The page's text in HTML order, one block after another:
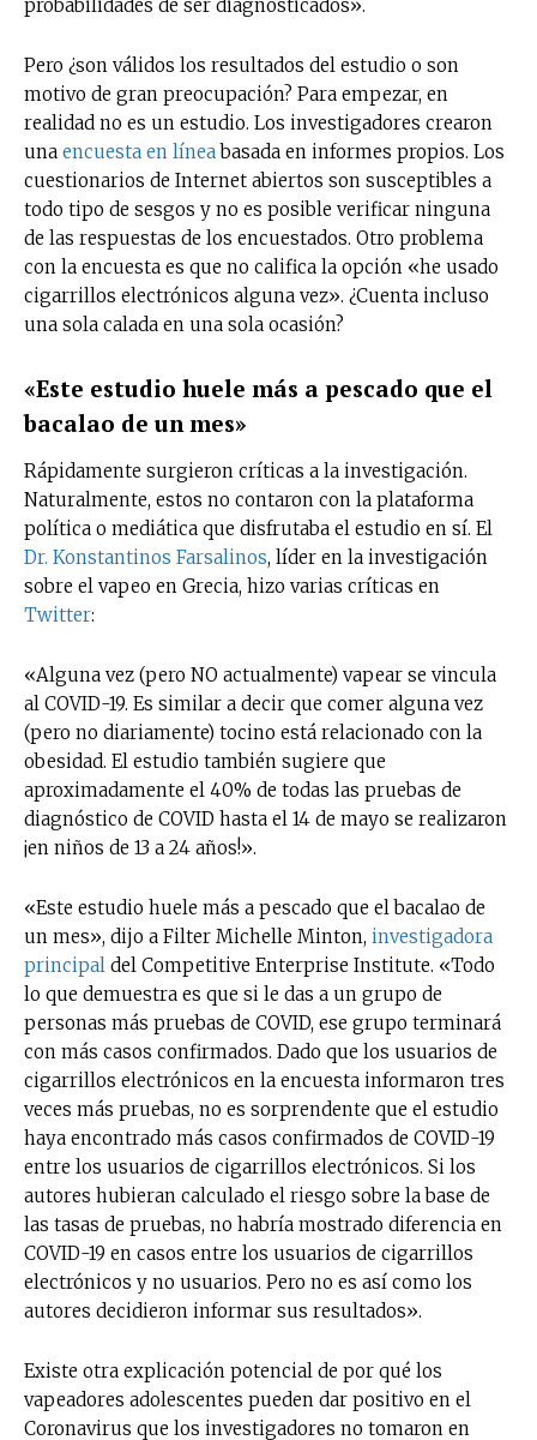
probabilidades de ser diagnosticados».
Pero ¿son válidos los resultados del estudio o son
motivo de gran preocupación? Para empezar, en
realidad no es un estudio. Los investigadores crearon
una encuesta en línea basada en informes propios. Los
cuestionarios de Internet abiertos son susceptibles a
todo tipo de sesgos y no es posible verificar ninguna
de las respuestas de los encuestados. Otro problema
con la encuesta es que no califica la opción «he usado
cigarrillos electrónicos alguna vez». ¿Cuenta incluso
una sola calada en una sola ocasión?
«Este estudio huele más a pescado que el
bacalao de un mes»
Rápidamente surgieron críticas a la investigación.
Naturalmente, estos no contaron con la plataforma
política o mediática que disfrutaba el estudio en sí. El
Dr. Konstantinos Farsalinos, líder en la investigación
sobre el vapeo en Grecia, hizo varias críticas en
Twitter:
«Alguna vez (pero NO actualmente) vapear se vincula
al COVID-19. Es similar a decir que comer alguna vez
(pero no diariamente) tocino está relacionado con la
obesidad. El estudio también sugiere que
aproximadamente el 40% de todas las pruebas de
diagnóstico de COVID hasta el 14 de mayo se realizaron
¡en niños de 13 a 24 años!».
«Este estudio huele más a pescado que el bacalao de
un mes», dijo a Filter Michelle Minton, investigadora
principal del Competitive Enterprise Institute. «Todo
lo que demuestra es que si le das a un grupo de
personas más pruebas de COVID, ese grupo terminará
con más casos confirmados. Dado que los usuarios de
cigarrillos electrónicos en la encuesta informaron tres
veces más pruebas, no es sorprendente que el estudio
haya encontrado más casos confirmados de COVID-19
entre los usuarios de cigarrillos electrónicos. Si los
autores hubieran calculado el riesgo sobre la base de
las tasas de pruebas, no habría mostrado diferencia en
COVID-19 en casos entre los usuarios de cigarrillos
electrónicos y no usuarios. Pero no es así como los
autores decidieron informar sus resultados».
Existe otra explicación potencial de por qué los
vapeadores adolescentes pueden dar positivo en el
Coronavirus que los investigadores no tomaron en